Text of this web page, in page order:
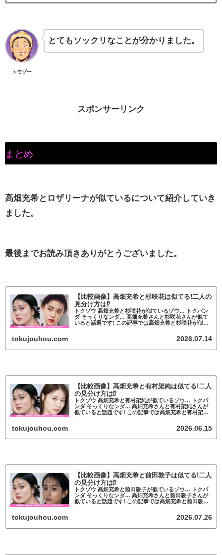
トモゾー
とてもソックリなことが分かりました。
スポンサーリンク
まとめ
高畑充希とロザリーナが似ているについて紹介していき
ました。
最後までお読み頂きありがとうございました。
【比較画像】高畑充希と杉咲花は似てる!二人の
見分け方は⁉
トクゾウ 高畑充希と杉咲花が似ているゾウ… トクパン
ダ そっくりなンダ… 高畑充希さんと杉咲花さんが似て
いると話題です! この記事では高畑充希と杉咲花が似て
tokujouhou.com 2026.07.14
【比較画像】高畑充希と有村架純は似てる!二人
の見分け方は⁉
トクゾウ 高畑充希と有村架純が似ているゾウ… トクパ
ンダ そっくりなンダ… 高畑充希さんと有村架純さんが
似ていると話題です! この記事では高畑充希と有村架純
tokujouhou.com 2026.06.15
【比較画像】高畑充希と前田敦子は似てる!二人
の見分け方は⁉
トクゾウ 高畑充希と前田敦子が似ているゾウ… トクパ
ンダ そっくりなンダ… 高畑充希さんと前田敦子さんが
似ていると話題です! この記事では高畑充希と前田敦子
tokujouhou.com 2026.07.26